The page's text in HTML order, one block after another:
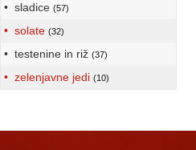
• sladice (57)
• solate (32)
• testenine in riž (37)
• zelenjavne jedi (10)